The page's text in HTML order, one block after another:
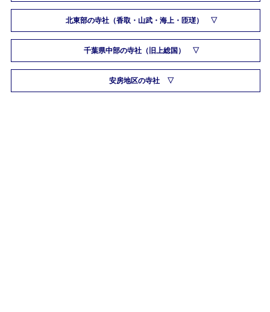
北東部の寺社（香取・山武・海上・匝瑳）
千葉県中部の寺社（旧上総国）
安房地区の寺社